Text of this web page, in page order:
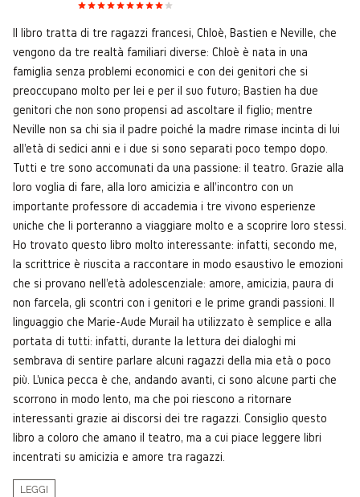
Il libro tratta di tre ragazzi francesi, Chloè, Bastien e Neville, che
vengono da tre realtà familiari diverse: Chloè è nata in una
famiglia senza problemi economici e con dei genitori che si
preoccupano molto per lei e per il suo futuro; Bastien ha due
genitori che non sono propensi ad ascoltare il figlio; mentre
Neville non sa chi sia il padre poiché la madre rimase incinta di lui
all'età di sedici anni e i due si sono separati poco tempo dopo.
Tutti e tre sono accomunati da una passione: il teatro. Grazie alla
loro voglia di fare, alla loro amicizia e all'incontro con un
importante professore di accademia i tre vivono esperienze
uniche che li porteranno a viaggiare molto e a scoprire loro stessi.
Ho trovato questo libro molto interessante: infatti, secondo me,
la scrittrice è riuscita a raccontare in modo esaustivo le emozioni
che si provano nell'età adolescenziale: amore, amicizia, paura di
non farcela, gli scontri con i genitori e le prime grandi passioni. Il
linguaggio che Marie-Aude Murail ha utilizzato è semplice e alla
portata di tutti: infatti, durante la lettura dei dialoghi mi
sembrava di sentire parlare alcuni ragazzi della mia età o poco
più. L'unica pecca è che, andando avanti, ci sono alcune parti che
scorrono in modo lento, ma che poi riescono a ritornare
interessanti grazie ai discorsi dei tre ragazzi. Consiglio questo
libro a coloro che amano il teatro, ma a cui piace leggere libri
incentrati su amicizia e amore tra ragazzi.
LEGGI